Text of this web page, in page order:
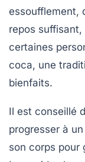
essoufflement,
repos
certaines
coca, une
bienfaits.
Il est conseillé
progresser à
son corps pour